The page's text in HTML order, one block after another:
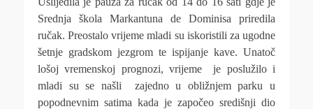
Srednja škola Markantuna de Dominisa priredila
ručak. Preostalo vrijeme mladi su iskoristili za ugodne
šetnje gradskom jezgrom te ispijanje kave. Unatoč
lošoj vremenskoj prognozi, vrijeme je poslužilo i
mladi su se našli zajedno u obližnjem parku u
popodnevnim satima kada je započeo središnji dio